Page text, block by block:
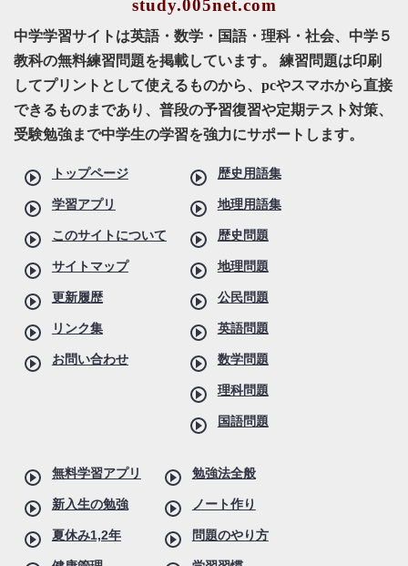
中学学習サイトは英語・数学・国語・理科・社会、中学５
教科の無料練習問題を掲載しています。 練習問題は印刷
してプリントとして使えるものから、pcやスマホから直接
できるものまであり、普段の予習復習や定期テスト対策、
受験勉強まで中学生の学習を強力にサポートします。
トップページ
学習アプリ
このサイトについて
サイトマップ
更新履歴
リンク集
お問い合わせ
歴史用語集
地理用語集
歴史問題
地理問題
公民問題
英語問題
数学問題
理科問題
国語問題
無料学習アプリ
新入生の勉強
夏休み1,2年
勉強法全般
ノート作り
問題のやり方